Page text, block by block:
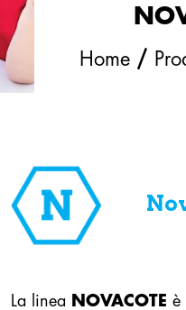
Home /
La linea NOVACOTE è